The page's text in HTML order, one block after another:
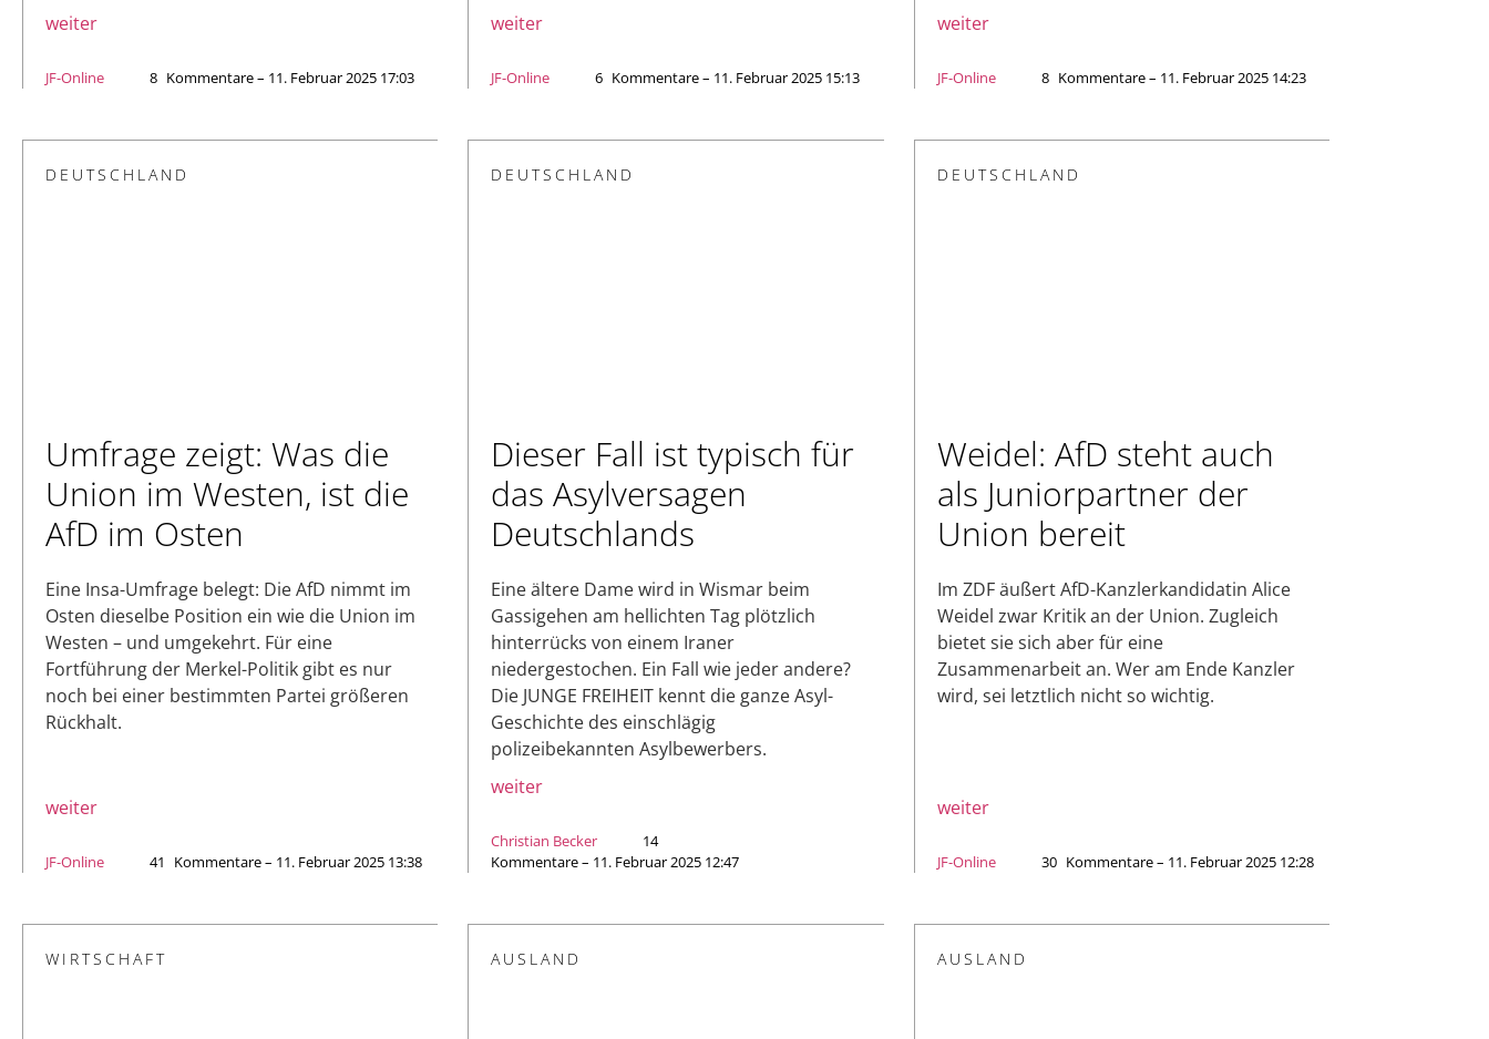
weiter
JF-Online 8 Kommentare – 11. Februar 2025 17:03
weiter
JF-Online 6 Kommentare – 11. Februar 2025 15:13
weiter
JF-Online 8 Kommentare – 11. Februar 2025 14:23
DEUTSCHLAND
Umfrage zeigt: Was die
Union im Westen, ist die
AfD im Osten
Eine Insa-Umfrage belegt: Die AfD nimmt im
Osten dieselbe Position ein wie die Union im
Westen – und umgekehrt. Für eine
Fortführung der Merkel-Politik gibt es nur
noch bei einer bestimmten Partei größeren
Rückhalt.
weiter
JF-Online 41 Kommentare – 11. Februar 2025 13:38
DEUTSCHLAND
Dieser Fall ist typisch für
das Asylversagen
Deutschlands
Eine ältere Dame wird in Wismar beim
Gassigehen am hellichten Tag plötzlich
hinterrücks von einem Iraner
niedergestochen. Ein Fall wie jeder andere?
Die JUNGE FREIHEIT kennt die ganze Asyl-
Geschichte des einschlägig
polizeibekannten Asylbewerbers.
weiter
Christian Becker
14
Kommentare – 11. Februar 2025 12:47
DEUTSCHLAND
Weidel: AfD steht auch
als Juniorpartner der
Union bereit
Im ZDF äußert AfD-Kanzlerkandidatin Alice
Weidel zwar Kritik an der Union. Zugleich
bietet sie sich aber für eine
Zusammenarbeit an. Wer am Ende Kanzler
wird, sei letztlich nicht so wichtig.
weiter
JF-Online 30 Kommentare – 11. Februar 2025 12:28
WIRTSCHAFT AUSLAND AUSLAND